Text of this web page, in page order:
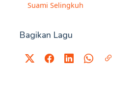
Suami Selingkuh
Bagikan Lagu